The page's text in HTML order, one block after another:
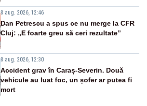
8 aug. 2026, 12:46
Dan Petrescu a spus ce nu merge la CFR
Cluj: „E foarte greu să ceri rezultate”
8 aug. 2026, 12:30
Accident grav în Caraș-Severin. Două
vehicule au luat foc, un șofer ar putea fi
mort